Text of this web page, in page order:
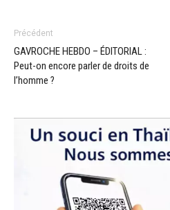
Précédent
GAVROCHE HEBDO – ÉDITORIAL :
Peut-on encore parler de droits de
l’homme ?